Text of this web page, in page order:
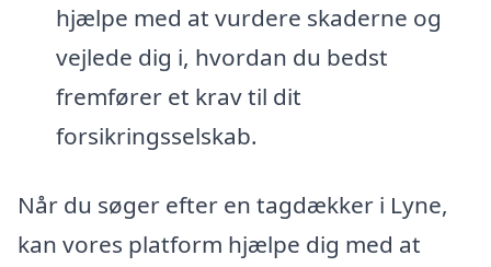
hjælpe med at vurdere skaderne og
vejlede dig i, hvordan du bedst
fremfører et krav til dit
forsikringsselskab.
Når du søger efter en tagdækker i Lyne,
kan vores platform hjælpe dig med at